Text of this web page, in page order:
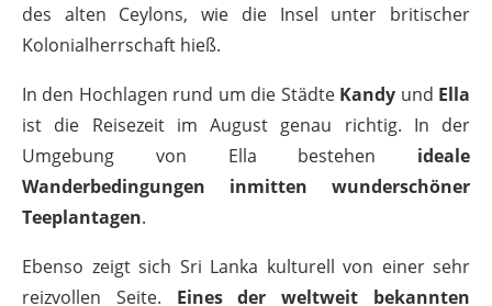
des alten Ceylons, wie die Insel unter britischer
Kolonialherrschaft hieß.
In den Hochlagen rund um die Städte Kandy und Ella
ist die Reisezeit im August genau richtig. In der
Umgebung von Ella bestehen ideale
Wanderbedingungen inmitten wunderschöner
Teeplantagen.
Ebenso zeigt sich Sri Lanka kulturell von einer sehr
reizvollen Seite. Eines der weltweit bekannten